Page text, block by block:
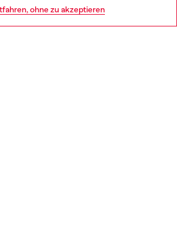
ohne zu akzeptieren